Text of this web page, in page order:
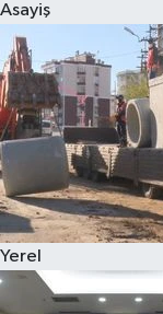
Asayiş
Yerel